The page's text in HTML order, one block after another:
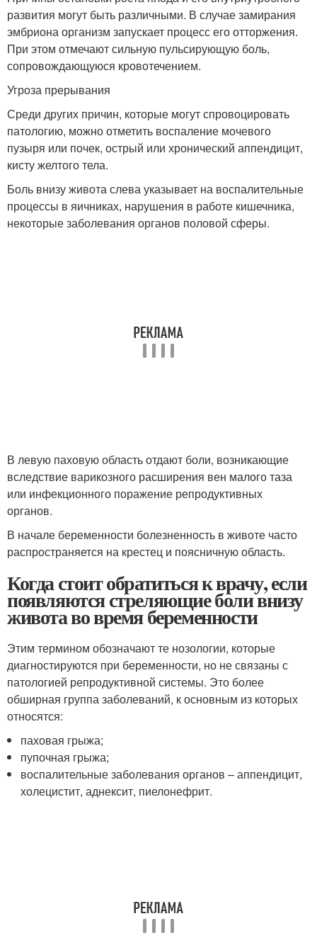
развития могут быть различными. В случае замирания
эмбриона организм запускает процесс его отторжения.
При этом отмечают сильную пульсирующую боль,
сопровождающуюся кровотечением.
Угроза прерывания
Среди других причин, которые могут спровоцировать
патологию, можно отметить воспаление мочевого
пузыря или почек, острый или хронический аппендицит,
кисту желтого тела.
Боль внизу живота слева указывает на воспалительные
процессы в яичниках, нарушения в работе кишечника,
некоторые заболевания органов половой сферы.
В левую паховую область отдают боли, возникающие
вследствие варикозного расширения вен малого таза
или инфекционного поражение репродуктивных
органов.
В начале беременности болезненность в животе часто
распространяется на крестец и поясничную область.
Когда стоит обратиться к врачу, если
появляются стреляющие боли внизу
живота во время беременности
Этим термином обозначают те нозологии, которые
диагностируются при беременности, но не связаны с
патологией репродуктивной системы. Это более
обширная группа заболеваний, к основным из которых
относятся:
паховая грыжа;
пупочная грыжа;
воспалительные заболевания органов – аппендицит,
холецистит, аднексит, пиелонефрит.